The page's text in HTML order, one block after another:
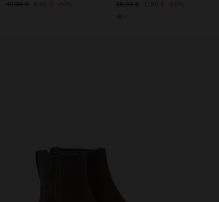
49,99 €
9,99 € 80%
35,99 €
17,99 € 50%